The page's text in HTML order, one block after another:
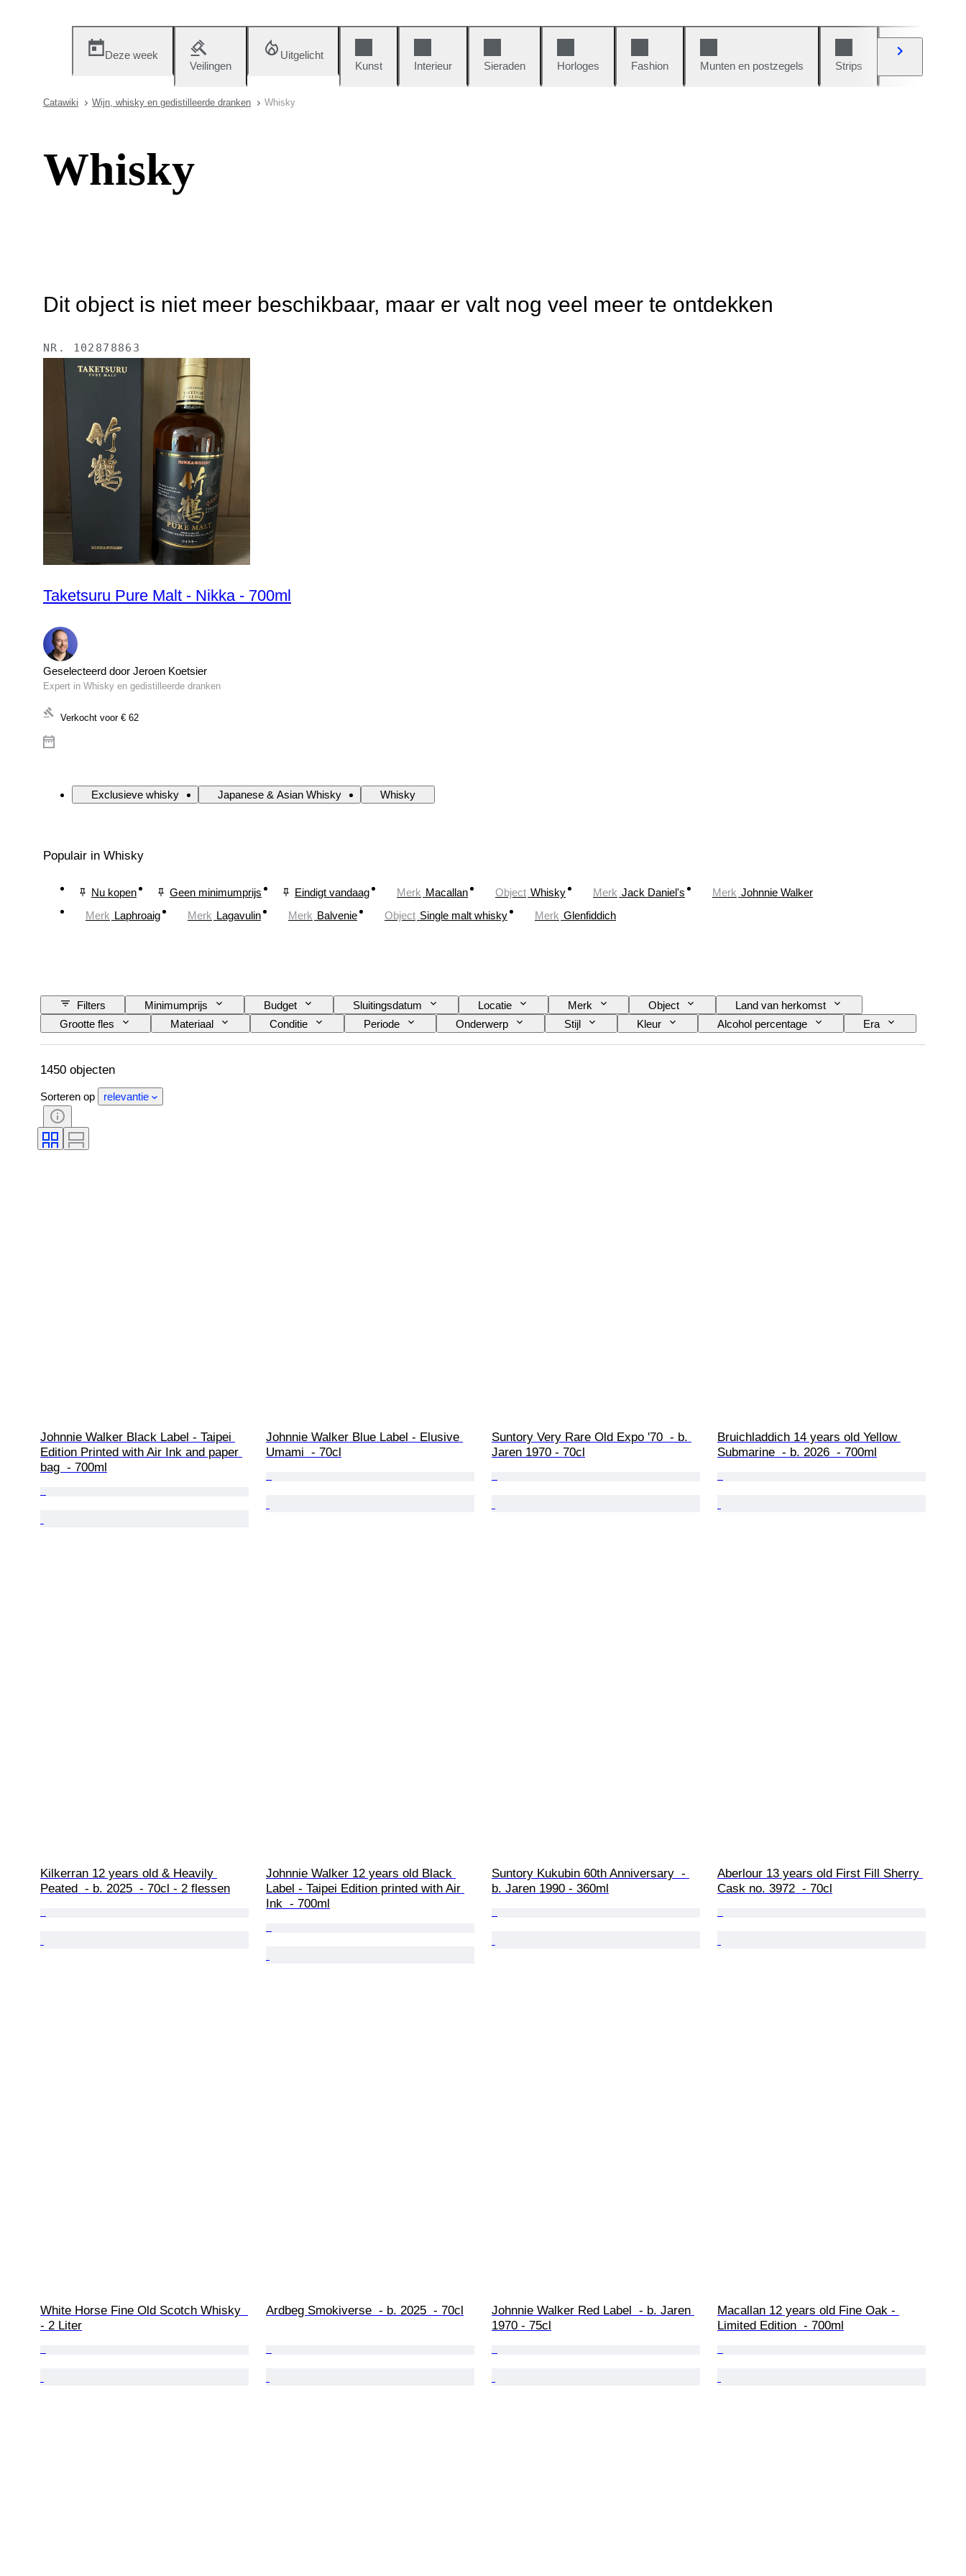
Deze week
Veilingen
Uitgelicht
Kunst
Interieur Sieraden Horloges Fashion Munten en postzegels Strips
Catawiki Wijn, whisky en gedistilleerde dranken Whisky
Whisky
Dit object is niet meer beschikbaar, maar er valt nog veel meer te ontdekken
NR. 102878863
Taketsuru Pure Malt - Nikka - 700ml
Geselecteerd door Jeroen Koetsier
Expert in Whisky en gedistilleerde dranken
Verkocht voor € 62
Exclusieve whisky Japanese & Asian Whisky Whisky
Populair in Whisky
Nu kopen Geen minimumprijs Eindigt vandaag Merk Macallan Object Whisky Merk Jack Daniel's Merk Johnnie Walker
Merk Laphroaig Merk Lagavulin Merk Balvenie Object Single malt whisky Merk Glenfiddich
Filters Minimumprijs Budget Sluitingsdatum Locatie Merk Object
Land van herkomst
Grootte fles
Materiaal Conditie Periode Onderwerp Stijl Kleur Alcohol percentage
Era
Bottelaar
1450 objecten
Sorteren op relevantie
Johnnie Walker Black Label - Taipei
Edition Printed with Air Ink and paper
bag  - 700ml
Johnnie Walker Blue Label - Elusive
Umami  - 70cl
Suntory Very Rare Old Expo '70  - b.
Jaren 1970 - 70cl
Bruichladdich 14 years old Yellow
Submarine  - b. 2026  - 700ml
Kilkerran 12 years old & Heavily
Peated  - b. 2025  - 70cl - 2 flessen
Johnnie Walker 12 years old Black
Label - Taipei Edition printed with Air
Ink  - 700ml
Suntory Kukubin 60th Anniversary  -
b. Jaren 1990 - 360ml
Aberlour 13 years old First Fill Sherry
Cask no. 3972  - 70cl
White Horse Fine Old Scotch Whisky
- 2 Liter
Ardbeg Smokiverse  - b. 2025  - 70cl
Johnnie Walker Red Label  - b. Jaren
1970 - 75cl
Macallan 12 years old Fine Oak -
Limited Edition  - 700ml